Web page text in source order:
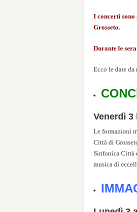
I concerti
Grosseto.
Durante le
Ecco le date da
Venerdì 3
Le formazioni
Città di
Sinfonica Città
musica di